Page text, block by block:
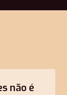
não é